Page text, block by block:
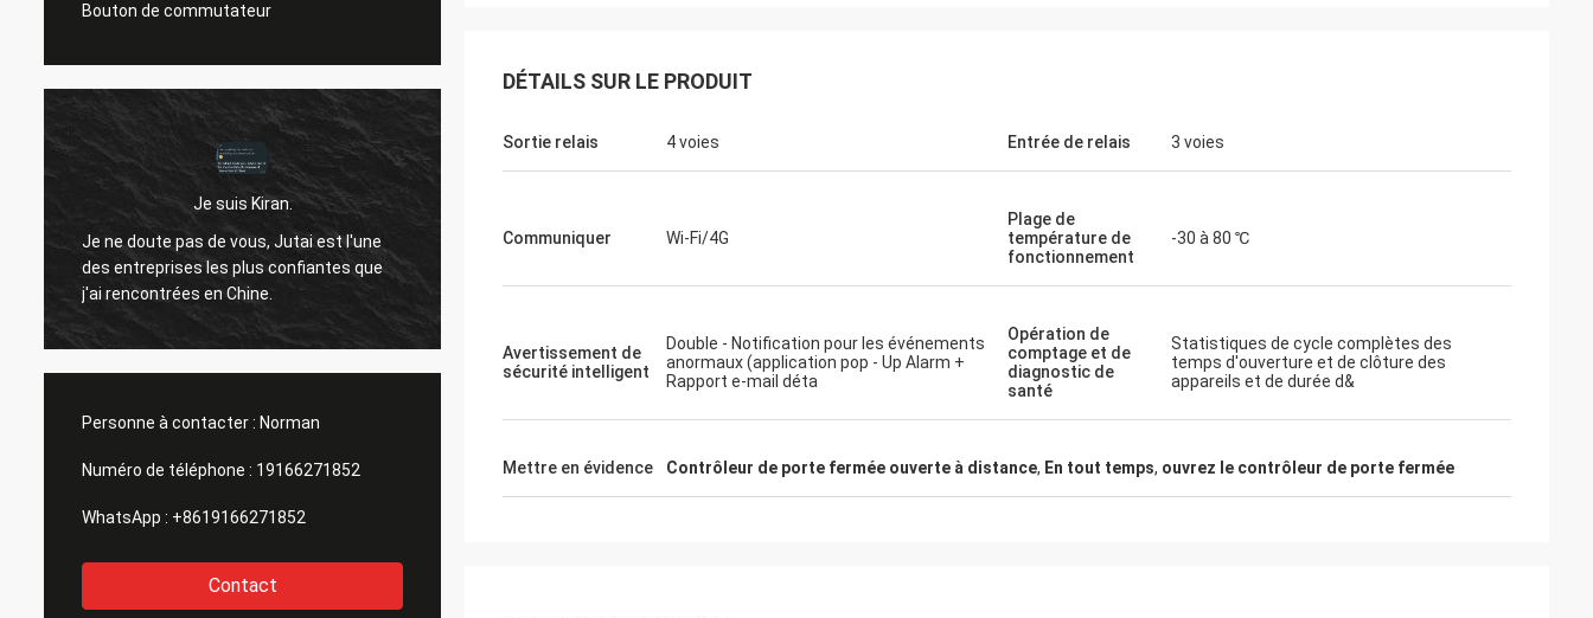
Bouton de commutateur
Je suis Kiran.
Je ne doute pas de vous, Jutai est l'une
des entreprises les plus confiantes que
j'ai rencontrées en Chine.
Bonjour Norman, je me suis rappelé que je
ne t'avais pas prévenu. Tout s'est bien
Personne à contacter : Norman
Numéro de téléphone : 19166271852
WhatsApp : +8619166271852
Contact
DÉTAILS SUR LE PRODUIT
Sortie relais 4 voies Entrée de relais 3 voies
Communiquer Wi-Fi/4G
Plage de
température de
fonctionnement
-30 à 80 ℃
Avertissement de
sécurité intelligent
Double - Notification pour les événements
anormaux (application pop - Up Alarm +
Rapport e-mail déta
Opération de
comptage et de
diagnostic de
santé
Statistiques de cycle complètes des
temps d'ouverture et de clôture des
appareils et de durée d&
Mettre en évidence Contrôleur de porte fermée ouverte à distance, En tout temps, ouvrez le contrôleur de porte fermée